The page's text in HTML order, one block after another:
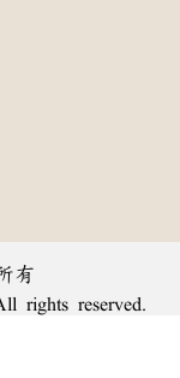
有
rights reserved.